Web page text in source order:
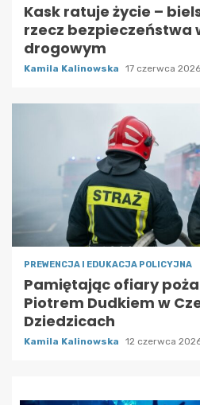
Kask ratuje życie –
rzecz bezpieczeństwa
drogowym
Kamila Kalinowska 17 czerwca 2026
PREWENCJA I EDUKACJA POLICYJNA
Pamiętając ofiary
Piotrem Dudkiem w
Dziedzicach
Kamila Kalinowska 12 czerwca